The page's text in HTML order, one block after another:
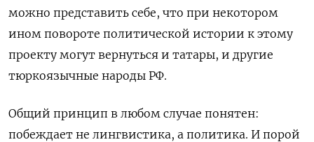
можно представить себе, что при некотором
ином повороте политической истории к этому
проекту могут вернуться и татары, и другие
тюркоязычные народы РФ.
Общий принцип в любом случае понятен:
побеждает не лингвистика, а политика. И порой